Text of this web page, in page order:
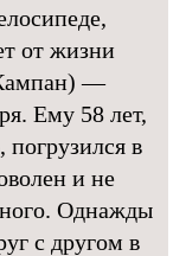
от жизни
—
Ему 58 лет,
в
и не
Однажды
с другом в